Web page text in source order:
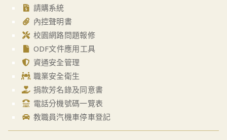
請購系統
內控聲明書
校園網路問題報修
ODF文件應用工具
資通安全管理
職業安全衛生
捐款芳名錄及同意書
電話分機號碼一覽表
教職員汽機車停車登記